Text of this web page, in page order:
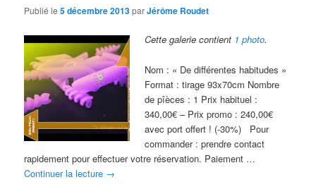
Publié le5 décembre 2013parJérôme Roudet
Cette galerie contient 1 photo.
Nom : « De différentes habitudes »
Format : tirage 93x70cm Nombre
de pîèces : 1 Prix habituel :
340,00€ – Prix promo : 240,00€
avec port offert ! (-30%) Pour
commander : prendre contact
rapidement pour effectuer votre réservation. Paiement …
Continuer la lecture →